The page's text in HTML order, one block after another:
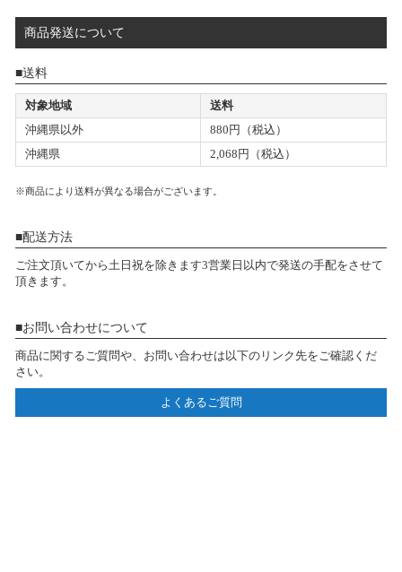
商品発送について
送料
対象地域
送料
沖縄県以外
880円（税込）
沖縄県
2,068円（税込）
※商品により送料が異なる場合がございます。
配送方法
ご注文頂いてから土日祝を除きます3営業日以内で発送の手配をさせて
頂きます。
お問い合わせについて
商品に関するご質問や、お問い合わせは以下のリンク先をご確認くだ
さい。
よくあるご質問